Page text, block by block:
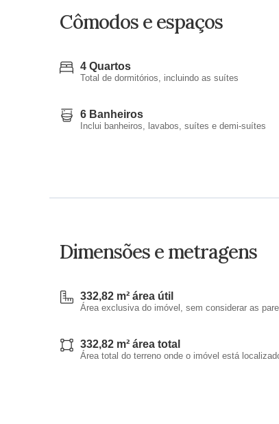
Cômodos e espaços
4 Quartos
Total de dormitórios, incluindo as suítes
6 Banheiros
Inclui banheiros, lavabos, suítes e demi-suítes
Dimensões e metragens
332,82 m² área útil
Área exclusiva do imóvel, sem considerar as
332,82 m² área total
Área total do terreno onde o imóvel está